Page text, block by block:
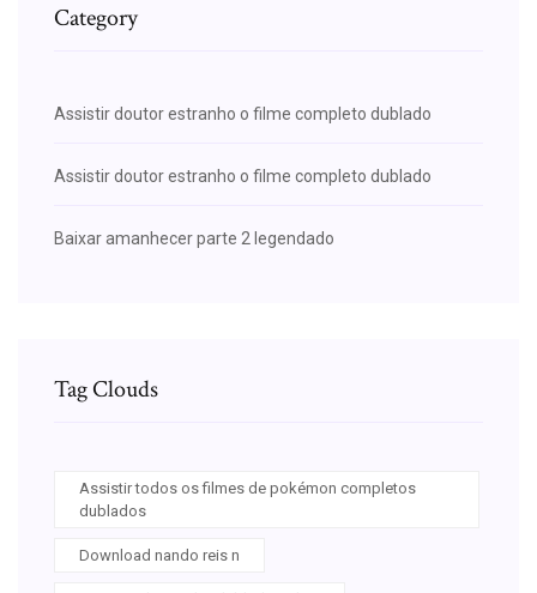
Category
Assistir doutor estranho o filme completo dublado
Assistir doutor estranho o filme completo dublado
Baixar amanhecer parte 2 legendado
Tag Clouds
Assistir todos os filmes de pokémon completos
dublados
Download nando reis n